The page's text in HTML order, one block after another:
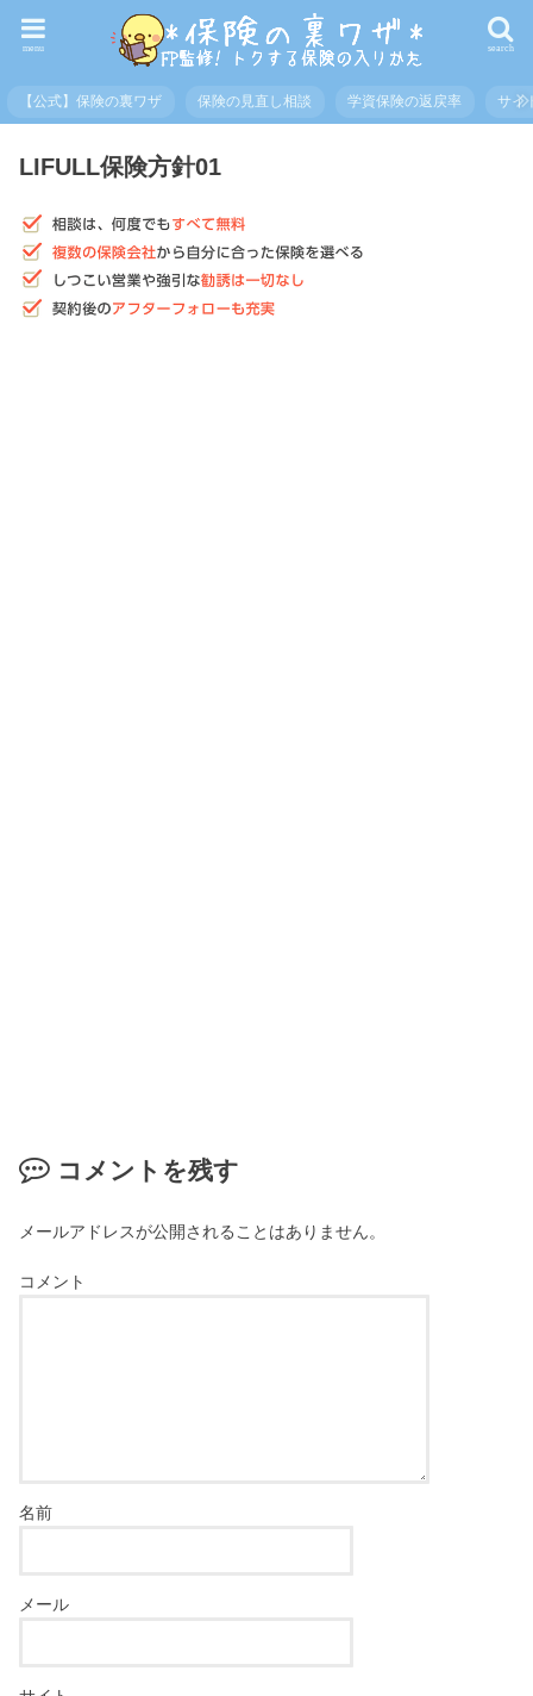
search
menu
【公式】保険の裏ワザ 保険の見直し相談 学資保険の返戻率 サイ
LIFULL保険方針01
コメントを残す
メールアドレスが公開されることはありません。
コメント
名前
メール